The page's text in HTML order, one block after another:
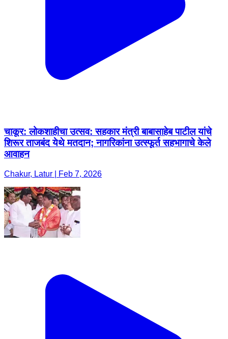
चाकूर: लोकशाहीचा उत्सव: सहकार मंत्री बाबासाहेब पाटील यांचे
शिरूर ताजबंद येथे मतदान; नागरिकांना उत्स्फूर्त सहभागाचे केले
आवाहन
Chakur, Latur | Feb 7, 2026